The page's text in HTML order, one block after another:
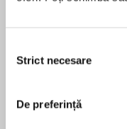
consimțământului
Strict necesare
De preferință
Piper Kitts is
former Olympic
get over her ex-
MAI MULT
pentru această